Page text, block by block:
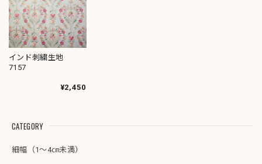
インド刺繍生地
7157
¥2,450
CATEGORY
細幅（1～4㎝未満）